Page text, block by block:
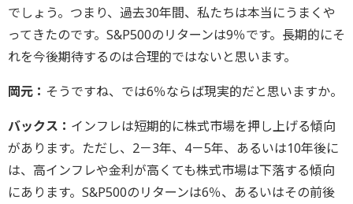
でしょう。つまり、過去30年間、私たちは本当にうまくや
ってきたのです。S&P500のリターンは9％です。長期的にそ
れを今後期待するのは合理的ではないと思います。
岡元： そうですね、では6％ならば現実的だと思いますか。
バックス： インフレは短期的に株式市場を押し上げる傾向
があります。ただし、2－3年、4－5年、あるいは10年後に
は、高インフレや金利が高くても株式市場は下落する傾向
にあります。S&P500のリターンは6％、あるいはその前後